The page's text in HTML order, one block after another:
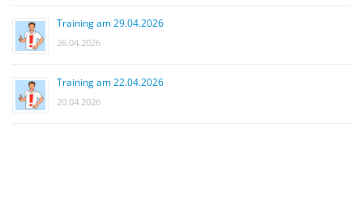
Training am 29.04.2026
26.04.2026
Training am 22.04.2026
20.04.2026